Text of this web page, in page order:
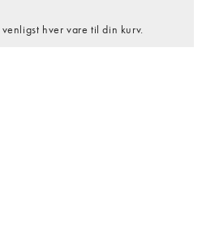
hver vare til din kurv.